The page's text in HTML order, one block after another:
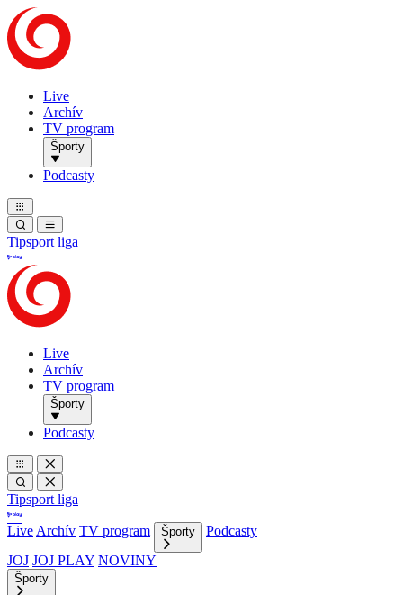
Live
Archív
TV program
Športy
Podcasty
Tipsport liga
Live
Archív
TV program
Športy
Podcasty
Tipsport liga
Live Archív TV program Športy
Podcasty
JOJ JOJ PLAY NOVINY
Športy